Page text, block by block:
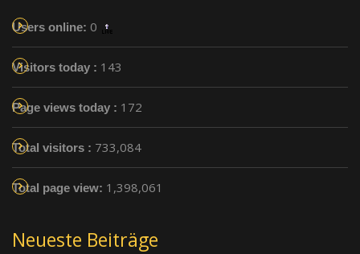
Users online: 0
Visitors today : 143
Page views today : 172
Total visitors : 733,084
Total page view: 1,398,061
Neueste Beiträge